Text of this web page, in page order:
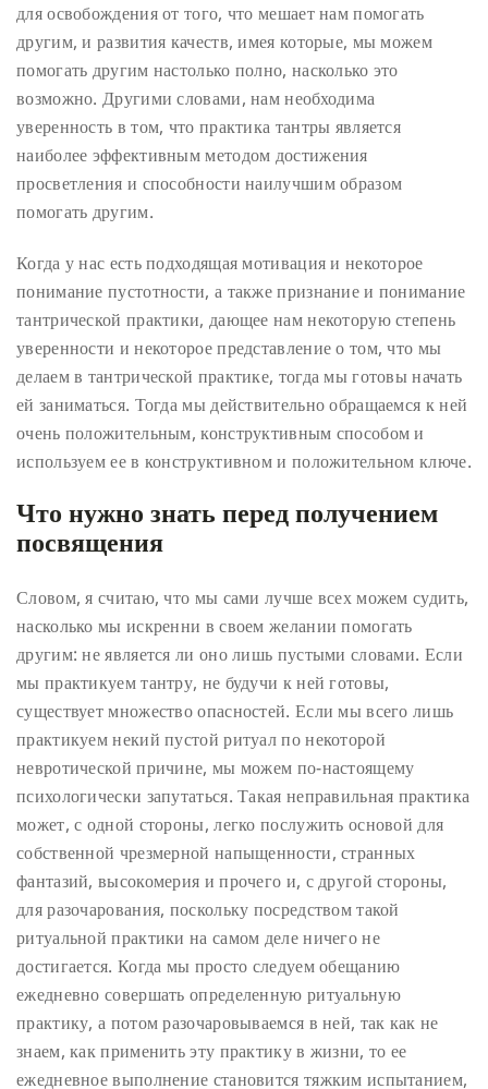
для освобождения от того, что мешает нам помогать
другим, и развития качеств, имея которые, мы можем
помогать другим настолько полно, насколько это
возможно. Другими словами, нам необходима
уверенность в том, что практика тантры является
наиболее эффективным методом достижения
просветления и способности наилучшим образом
помогать другим.
Когда у нас есть подходящая мотивация и некоторое
понимание пустотности, а также признание и понимание
тантрической практики, дающее нам некоторую степень
уверенности и некоторое представление о том, что мы
делаем в тантрической практике, тогда мы готовы начать
ей заниматься. Тогда мы действительно обращаемся к ней
очень положительным, конструктивным способом и
используем ее в конструктивном и положительном ключе.
Что нужно знать перед получением
посвящения
Словом, я считаю, что мы сами лучше всех можем судить,
насколько мы искренни в своем желании помогать
другим: не является ли оно лишь пустыми словами. Если
мы практикуем тантру, не будучи к ней готовы,
существует множество опасностей. Если мы всего лишь
практикуем некий пустой ритуал по некоторой
невротической причине, мы можем по-настоящему
психологически запутаться. Такая неправильная практика
может, с одной стороны, легко послужить основой для
собственной чрезмерной напыщенности, странных
фантазий, высокомерия и прочего и, с другой стороны,
для разочарования, поскольку посредством такой
ритуальной практики на самом деле ничего не
достигается. Когда мы просто следуем обещанию
ежедневно совершать определенную ритуальную
практику, а потом разочаровываемся в ней, так как не
знаем, как применить эту практику в жизни, то ее
ежедневное выполнение становится тяжким испытанием,